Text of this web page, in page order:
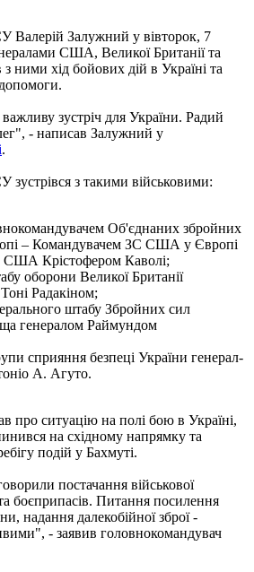
Валерій Залужний у вівторок, 7
США, Великої Британії та
ними хід бойових дій в Україні та
зустріч для України. Радий
- написав Залужний у
.
зустрівся з такими військовими:
Об'єднаних збройних
– Командувачем ЗС США у Європі
США Крістофером Каволі;
оборони Великої Британії
Радакіном;
штабу Збройних сил
генералом Раймундом
сприяння безпеці України генерал-
А. Агуто.
про ситуацію на полі бою в Україні,
на східному напрямку та
подій у Бахмуті.
постачання військової
боєприпасів. Питання посилення
надання далекобійної зброї -
- заявив головнокомандувач